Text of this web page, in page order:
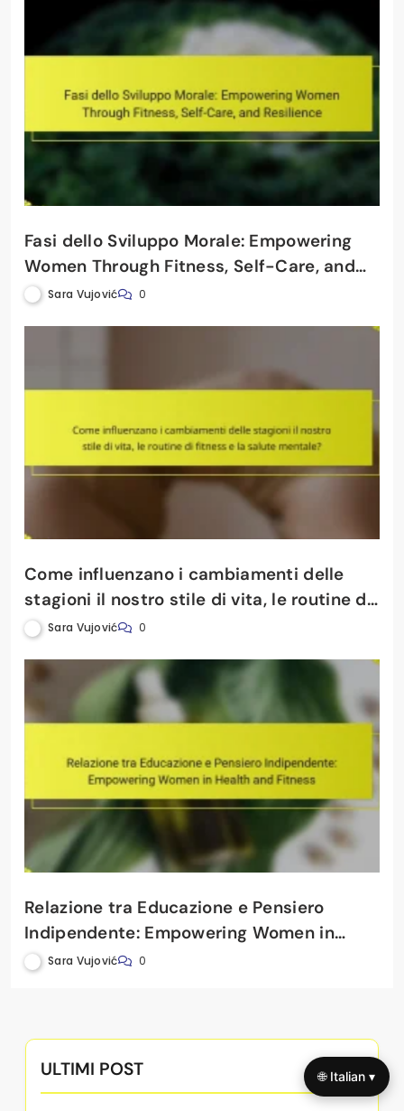
Fasi dello Sviluppo Morale: Empowering
Women Through Fitness, Self-Care, and
Resilience
Sara Vujović 0
Come influenzano i cambiamenti delle
stagioni il nostro stile di vita, le routine di
fitness e la salute mentale?
Sara Vujović 0
Relazione tra Educazione e Pensiero
Indipendente: Empowering Women in
Health and Fitness
Sara Vujović 0
ULTIMI POST 🌐 Italian ▾